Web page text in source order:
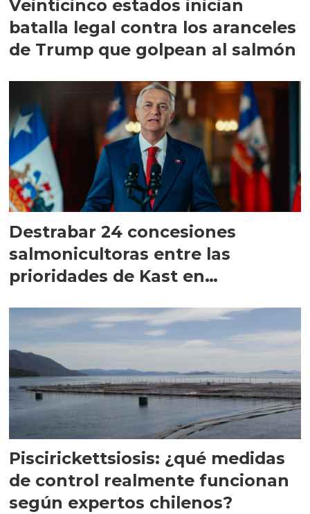
Veinticinco estados inician
batalla legal contra los aranceles
de Trump que golpean al salmón
Destrabar 24 concesiones
salmonicultoras entre las
prioridades de Kast en
Piscirickettsiosis: ¿qué medidas
de control realmente funcionan
según expertos chilenos?